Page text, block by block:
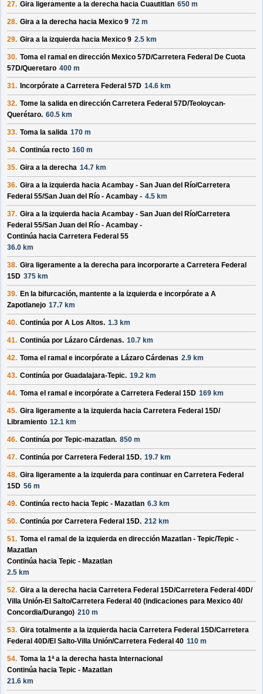
27. Gira ligeramente a la derecha hacia Cuautitlan 650 m
28. Gira a la derecha hacia Mexico 9 72 m
29. Gira a la izquierda hacia Mexico 9 2.5 km
30. Toma el ramal en dirección Mexico 57D/Carretera Federal De Cuota
57D/Queretaro 400 m
31. Incorpórate a Carretera Federal 57D 14.6 km
32. Tome la salida en dirección Carretera Federal 57D/Teoloycan-
Querétaro. 60.5 km
33. Toma la salida 170 m
34. Continúa recto 160 m
35. Gira a la derecha 14.7 km
36. Gira a la izquierda hacia Acambay - San Juan del Río/Carretera
Federal 55/San Juan del Río - Acambay - 4.5 km
37. Gira a la izquierda hacia Acambay - San Juan del Río/Carretera
Federal 55/San Juan del Río - Acambay -
Continúa hacia Carretera Federal 55
36.0 km
38. Gira ligeramente a la derecha para incorporarte a Carretera Federal
15D 375 km
39. En la bifurcación, mantente a la izquierda e incorpórate a A
Zapotlanejo 17.7 km
40. Continúa por A Los Altos. 1.3 km
41. Continúa por Lázaro Cárdenas. 10.7 km
42. Toma el ramal e incorpórate a Lázaro Cárdenas 2.9 km
43. Continúa por Guadalajara-Tepic. 19.2 km
44. Toma el ramal e incorpórate a Carretera Federal 15D 169 km
45. Gira ligeramente a la izquierda hacia Carretera Federal 15D/
Libramiento 12.1 km
46. Continúa por Tepic-mazatlan. 850 m
47. Continúa por Carretera Federal 15D. 19.7 km
48. Gira ligeramente a la izquierda para continuar en Carretera Federal
15D 56 m
49. Continúa recto hacia Tepic - Mazatlan 6.3 km
50. Continúa por Carretera Federal 15D. 212 km
51. Toma el ramal de la izquierda en dirección Mazatlan - Tepic/Tepic -
Mazatlan
Continúa hacia Tepic - Mazatlan
2.5 km
52. Gira a la derecha hacia Carretera Federal 15D/Carretera Federal 40D/
Villa Unión-El Salto/Carretera Federal 40 (indicaciones para Mexico 40/
Concordia/Durango) 210 m
53. Gira totalmente a la izquierda hacia Carretera Federal 15D/Carretera
Federal 40D/El Salto-Villa Unión/Carretera Federal 40 110 m
54. Toma la 1ª a la derecha hasta Internacional
Continúa hacia Tepic - Mazatlan
21.6 km